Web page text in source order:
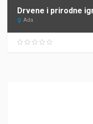
Drvene i prirodne
Ada